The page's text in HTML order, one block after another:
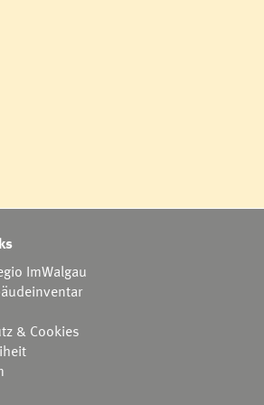
ImWalgau
& Cookies